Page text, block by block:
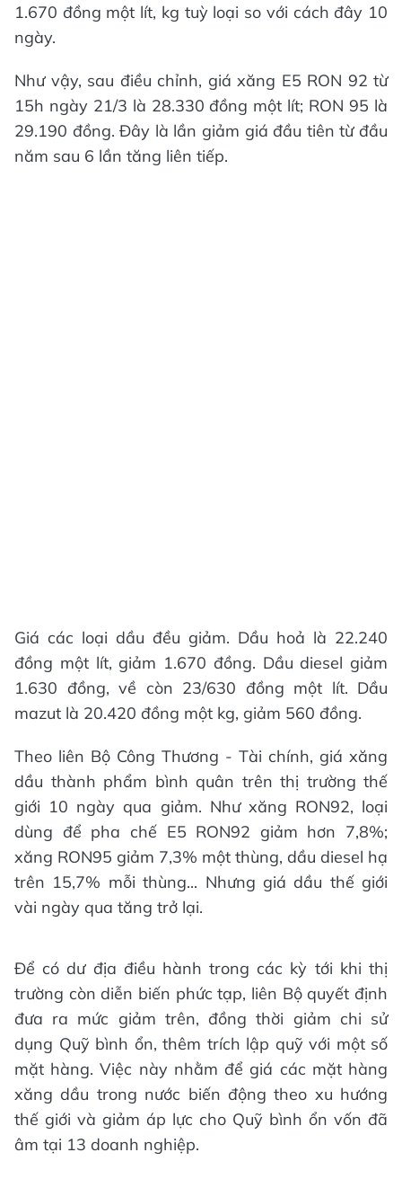
1.670 đồng một lít, kg tuỳ loại so với cách đây 10
ngày.
Như vậy, sau điều chỉnh, giá xăng E5 RON 92 từ
15h ngày 21/3 là 28.330 đồng một lít; RON 95 là
29.190 đồng. Đây là lần giảm giá đầu tiên từ đầu
năm sau 6 lần tăng liên tiếp.
Giá các loại dầu đều giảm. Dầu hoả là 22.240
đồng một lít, giảm 1.670 đồng. Dầu diesel giảm
1.630 đồng, về còn 23/630 đồng một lít. Dầu
mazut là 20.420 đồng một kg, giảm 560 đồng.
Theo liên Bộ Công Thương - Tài chính, giá xăng
dầu thành phẩm bình quân trên thị trường thế
giới 10 ngày qua giảm. Như xăng RON92, loại
dùng để pha chế E5 RON92 giảm hơn 7,8%;
xăng RON95 giảm 7,3% một thùng, dầu diesel hạ
trên 15,7% mỗi thùng... Nhưng giá dầu thế giới
vài ngày qua tăng trở lại.
Để có dư địa điều hành trong các kỳ tới khi thị
trường còn diễn biến phức tạp, liên Bộ quyết định
đưa ra mức giảm trên, đồng thời giảm chi sử
dụng Quỹ bình ổn, thêm trích lập quỹ với một số
mặt hàng. Việc này nhằm để giá các mặt hàng
xăng dầu trong nước biến động theo xu hướng
thế giới và giảm áp lực cho Quỹ bình ổn vốn đã
âm tại 13 doanh nghiệp.